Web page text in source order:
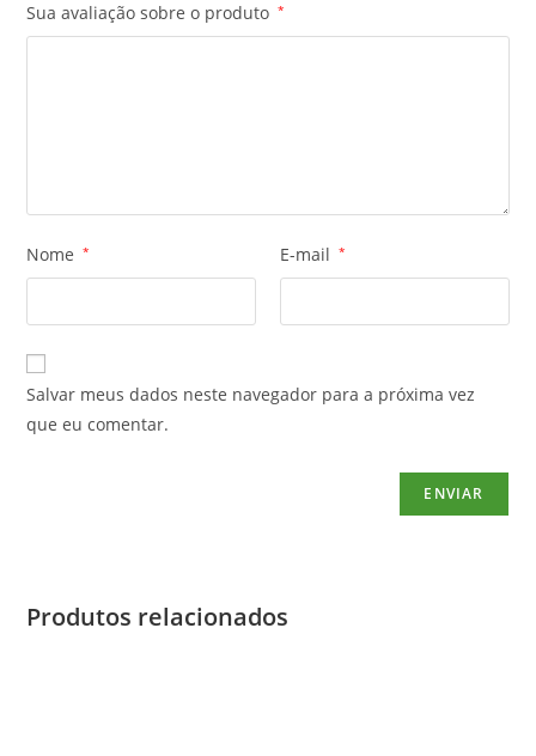
Sua avaliação sobre o produto *
Nome * E-mail *
Salvar meus dados neste navegador para a próxima vez
que eu comentar.
Produtos relacionados